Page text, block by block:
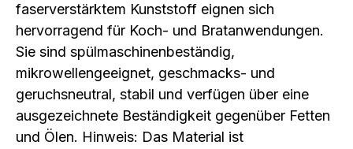
faserverstärktem Kunststoff eignen sich
hervorragend für Koch- und Bratanwendungen.
Sie sind spülmaschinenbeständig,
mikrowellengeeignet, geschmacks- und
geruchsneutral, stabil und verfügen über eine
ausgezeichnete Beständigkeit gegenüber Fetten
und Ölen. Hinweis: Das Material ist